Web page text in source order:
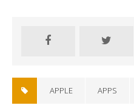
APPLE APPS